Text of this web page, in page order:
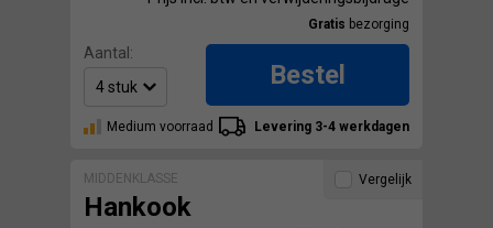
Gratis bezorging
Aantal:
Bestel
Medium voorraad Levering 3-4 werkdagen
MIDDENKLASSE
Hankook
Vergelijk